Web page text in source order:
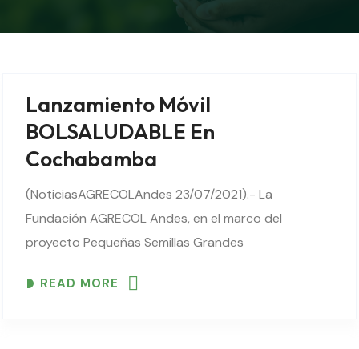
Lanzamiento Móvil
BOLSALUDABLE En
Cochabamba
(NoticiasAGRECOLAndes 23/07/2021).- La
Fundación AGRECOL Andes, en el marco del
proyecto Pequeñas Semillas Grandes
Agencia Italiana Para la Cooperación al Desarrollo y
READ MORE